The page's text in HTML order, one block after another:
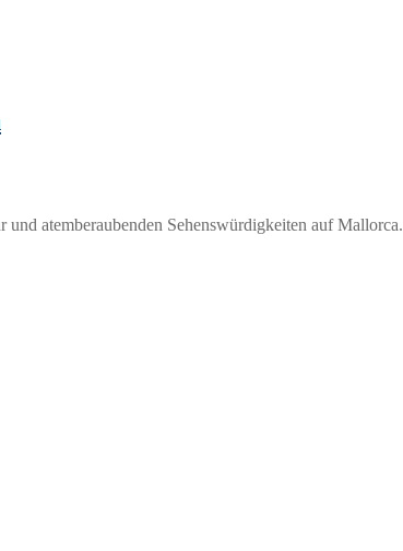
atemberaubenden Sehenswürdigkeiten auf Mallorca.